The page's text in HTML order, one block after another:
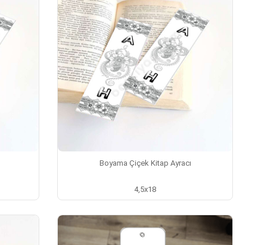
Boyama Çiçek Kitap Ayracı
4,5x18